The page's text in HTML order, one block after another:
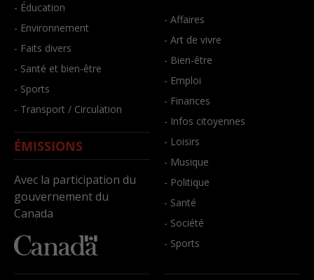
- Éducation
- Environnement
- Faits divers
- Santé et bien-être
- Sports
- Transport / Circulation
ÉMISSIONS
Avec la participation du
gouvernement du
Canada
- Affaires
- Art de vivre
- Bien-être
- Emploi
- Finances
- Infos citoyennes
- Loisirs
- Musique
- Politique
- Santé
- Société
- Sports